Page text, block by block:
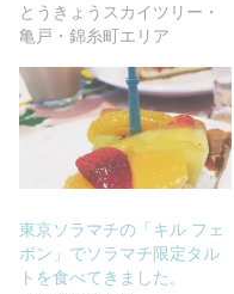
とうきょうスカイツリー・
亀戸・錦糸町エリア
東京ソラマチの「キル フェ
ボン」でソラマチ限定タル
トを食べてきました。